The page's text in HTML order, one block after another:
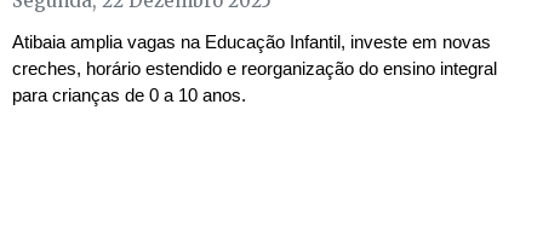
Atibaia amplia vagas na Educação Infantil, investe em novas
creches, horário estendido e reorganização do ensino integral
para crianças de 0 a 10 anos.